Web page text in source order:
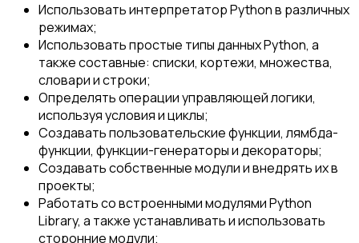
Использовать интерпретатор Python в различных
режимах;
Использовать простые типы данных Python, а
также составные: списки, кортежи, множества,
словари и строки;
Определять операции управляющей логики,
используя условия и циклы;
Создавать пользовательские функции, лямбда-
функции, функции-генераторы и декораторы;
Создавать собственные модули и внедрять их в
проекты;
Работать со встроенными модулями Python
Library, а также устанавливать и использовать
сторонние модули;